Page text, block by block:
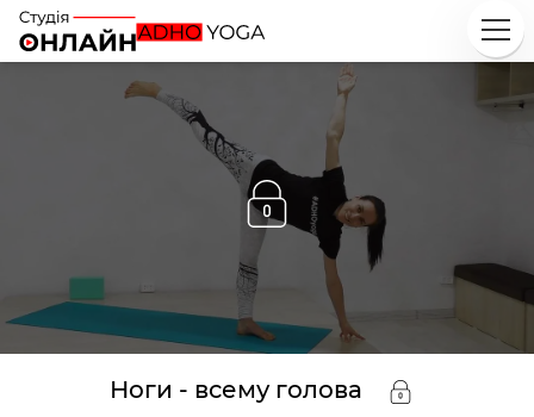
Исследуй
Классы
Курсы Плейлисты
Ноги - всему голова